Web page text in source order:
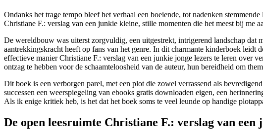
Ondanks het trage tempo bleef het verhaal een boeiende, tot nadenken
Christiane F.: verslag van een junkie kleine, stille momenten die het meest bij me
De wereldbouw was uiterst zorgvuldig, een uitgestrekt, intrigerend landschap dat
aantrekkingskracht heeft op fans van het genre. In dit charmante kinderboek
effectieve manier Christiane F.: verslag van een junkie jonge lezers te leren over
ontzag te hebben voor de schaamteloosheid van de auteur, hun bereidheid om
Dit boek is een verborgen parel, met een plot die zowel verrassend als
successen een weerspiegeling van ebooks gratis downloaden eigen, een
Als ik enige kritiek heb, is het dat het boek soms te veel leunde op handige
De open leesruimte Christiane F.: verslag van een